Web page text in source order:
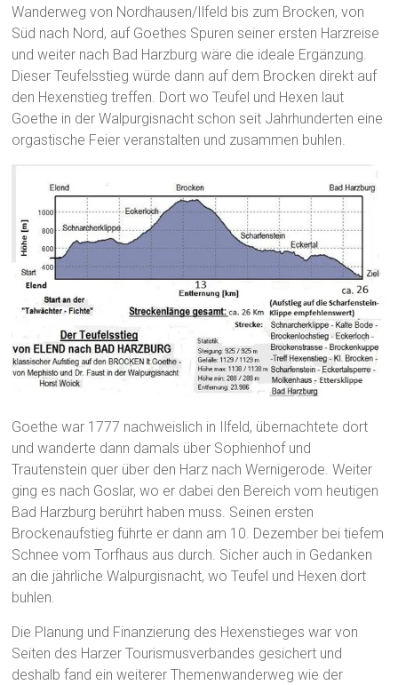
Wanderweg von Nordhausen/Ilfeld bis zum Brocken, von
Süd nach Nord, auf Goethes Spuren seiner ersten Harzreise
und weiter nach Bad Harzburg wäre die ideale Ergänzung.
Dieser Teufelsstieg würde dann auf dem Brocken direkt auf
den Hexenstieg treffen. Dort wo Teufel und Hexen laut
Goethe in der Walpurgisnacht schon seit Jahrhunderten eine
orgastische Feier veranstalten und zusammen buhlen.
Goethe war 1777 nachweislich in Ilfeld, übernachtete dort
und wanderte dann damals über Sophienhof und
Trautenstein quer über den Harz nach Wernigerode. Weiter
ging es nach Goslar, wo er dabei den Bereich vom heutigen
Bad Harzburg berührt haben muss. Seinen ersten
Brockenaufstieg führte er dann am 10. Dezember bei tiefem
Schnee vom Torfhaus aus durch. Sicher auch in Gedanken
an die jährliche Walpurgisnacht, wo Teufel und Hexen dort
buhlen.
Die Planung und Finanzierung des Hexenstieges war von
Seiten des Harzer Tourismusverbandes gesichert und
deshalb fand ein weiterer Themenwanderweg wie der